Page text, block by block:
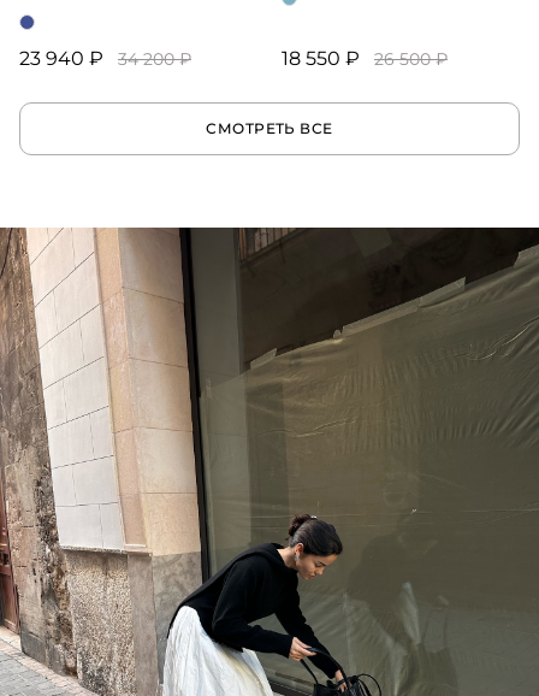
23 940 ₽ 34 200 ₽ 18 550 ₽ 26 500 ₽
СМОТРЕТЬ ВСЕ